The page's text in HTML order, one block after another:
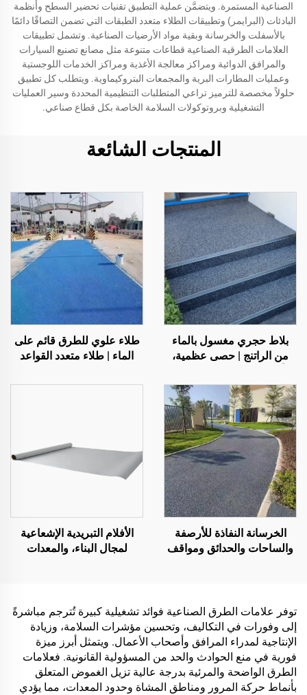
الصناعية المستمرة. ويتضمَّن عملية التطبيق تقنيات تحضير السطح وأنظمة
البادئات (البرايمر) وتطبيقات الطلاء متعدد الطبقات التي تضمن التصاقًا دائمًا
بالأسفلت والخرسانة وبقية مواد الأرضيات الصناعية. وتشمل تطبيقات
العلامات الطرقية الصناعية قطاعات متنوعة مثل مصانع تصنيع السيارات
والمرافق الدوائية ومراكز معالجة الأغذية ومراكز الخدمات اللوجستية
وعمليات المطارات البرية والمجمعات البتروكيماوية. ويتطلب كل تطبيق
حلولاً مخصصة للترميز تراعي المتطلبات التنظيمية المحددة وسير العمليات
التشغيلية وبروتوكولات السلامة الخاصة بكل قطاع صناعي.
المنتجات الشائعة
بلاط حجري مغسول بالماء
من الراتنج | حصى عظمية،
حجرية للتطبيقات التجارية
والسكنية
طلاء علوي للطرق قائم على
الماء | طلاء متعدد القواعد
والخارجية
الخرسانة النفاذة للأرصفة
والساحات والحدائق ومواقف
الأفلام التبريدية الإشعاعية
لمجال البناء، والمعدات
الحبوب، ووسائل النقل
والمرافق الخارجية،
والتطبيقات الناشئة في أنماط
الحياة
توفر علامات الطرق الصناعية فوائد تشغيلية كبيرة تُترجم مباشرةً
إلى وفورات في التكاليف، وتحسين مؤشرات السلامة، وزيادة
الإنتاجية لمدراء المرافق وأصحاب الأعمال. ويتمثل أبرز ميزة
فورية في منع الحوادث والحد من المسؤولية القانونية. فعلامات
الطرق الواضحة والمرئية بدرجة عالية تزيل الغموض المتعلق
بأنماط حركة المرور ومناطق المشاة وحدود المعدات، مما يؤدي